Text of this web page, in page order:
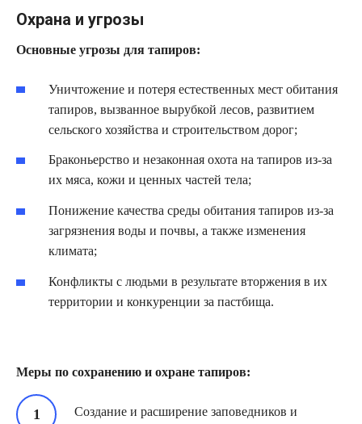
Охрана и угрозы
Основные угрозы для тапиров:
Уничтожение и потеря естественных мест обитания
тапиров, вызванное вырубкой лесов, развитием
сельского хозяйства и строительством дорог;
Браконьерство и незаконная охота на тапиров из-за
их мяса, кожи и ценных частей тела;
Понижение качества среды обитания тапиров из-за
загрязнения воды и почвы, а также изменения
климата;
Конфликты с людьми в результате вторжения в их
территории и конкуренции за пастбища.
Меры по сохранению и охране тапиров:
Создание и расширение заповедников и